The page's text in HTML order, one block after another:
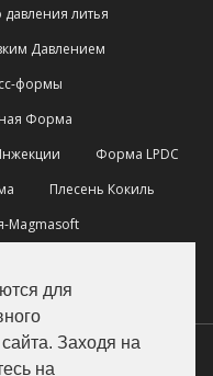
для
Заходя на
на
литья
Давлением
формы
Форма
Форма LPDC
Плесень Кокиль
Magmasoft
деталей для машин